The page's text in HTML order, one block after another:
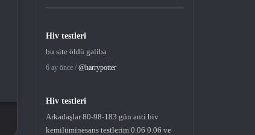
Hiv testleri
bu site öldü galiba
6 ay önce / @harrypotter
Hiv testleri
Arkadaşlar 80-98-183 gün anti hiv
kemilüminesans testlerim 0.06 0.06 ve